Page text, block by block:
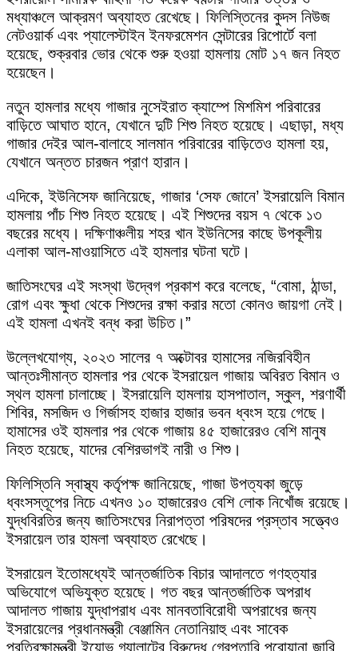
মধ্যাঞ্চলে আক্রমণ অব্যাহত রেখেছে। ফিলিস্তিনের কুদস নিউজ
নেটওয়ার্ক এবং প্যালেস্টাইন ইনফরমেশন সেন্টারের রিপোর্টে বলা
হয়েছে, শুক্রবার ভোর থেকে শুরু হওয়া হামলায় মোট ১৭ জন নিহত
হয়েছেন।
নতুন হামলার মধ্যে গাজার নুসেইরাত ক্যাম্পে মিশমিশ পরিবারের
বাড়িতে আঘাত হানে, যেখানে দুটি শিশু নিহত হয়েছে। এছাড়া, মধ্য
গাজার দেইর আল-বালাহে সালমান পরিবারের বাড়িতেও হামলা হয়,
যেখানে অন্তত চারজন প্রাণ হারান।
এদিকে, ইউনিসেফ জানিয়েছে, গাজার ‘সেফ জোনে’ ইসরায়েলি বিমান
হামলায় পাঁচ শিশু নিহত হয়েছে। এই শিশুদের বয়স ৭ থেকে ১৩
বছরের মধ্যে। দক্ষিণাঞ্চলীয় শহর খান ইউনিসের কাছে উপকূলীয়
এলাকা আল-মাওয়াসিতে এই হামলার ঘটনা ঘটে।
জাতিসংঘের এই সংস্থা উদ্বেগ প্রকাশ করে বলেছে, “বোমা, ঠান্ডা,
রোগ এবং ক্ষুধা থেকে শিশুদের রক্ষা করার মতো কোনও জায়গা নেই।
এই হামলা এখনই বন্ধ করা উচিত।”
উল্লেখযোগ্য, ২০২৩ সালের ৭ অক্টোবর হামাসের নজিরবিহীন
আন্তঃসীমান্ত হামলার পর থেকে ইসরায়েল গাজায় অবিরত বিমান ও
স্থল হামলা চালাচ্ছে। ইসরায়েলি হামলায় হাসপাতাল, স্কুল, শরণার্থী
শিবির, মসজিদ ও গির্জাসহ হাজার হাজার ভবন ধ্বংস হয়ে গেছে।
হামাসের ওই হামলার পর থেকে গাজায় ৪৫ হাজারেরও বেশি মানুষ
নিহত হয়েছে, যাদের বেশিরভাগই নারী ও শিশু।
ফিলিস্তিনি স্বাস্থ্য কর্তৃপক্ষ জানিয়েছে, গাজা উপত্যকা জুড়ে
ধ্বংসস্তূপের নিচে এখনও ১০ হাজারেরও বেশি লোক নিখোঁজ রয়েছে।
যুদ্ধবিরতির জন্য জাতিসংঘের নিরাপত্তা পরিষদের প্রস্তাব সত্ত্বেও
ইসরায়েল তার হামলা অব্যাহত রেখেছে।
ইসরায়েল ইতোমধ্যেই আন্তর্জাতিক বিচার আদালতে গণহত্যার
অভিযোগে অভিযুক্ত হয়েছে। গত বছর আন্তর্জাতিক অপরাধ
আদালত গাজায় যুদ্ধাপরাধ এবং মানবতাবিরোধী অপরাধের জন্য
ইসরায়েলের প্রধানমন্ত্রী বেঞ্জামিন নেতানিয়াহু এবং সাবেক
প্রতিরক্ষামন্ত্রী ইয়োভ গ্যালান্টের বিরুদ্ধে গ্রেপ্তারি পরোয়ানা জারি